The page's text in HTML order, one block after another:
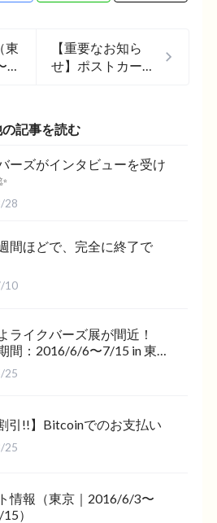
東
【重要なお知ら
せ】ポストカード
記事を読む
ーズがインタビューを受け
28
間ほどで、完全に終了で
10
ライクバーズ展が間近！
期間：2016/6/6〜7/15 in 東
25
割引!!】Bitcoinでのお支払い
25
情報（東京｜2016/6/3〜
）